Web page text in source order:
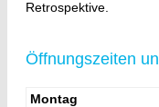
Retrospektive.
Öffnungszeiten
Montag